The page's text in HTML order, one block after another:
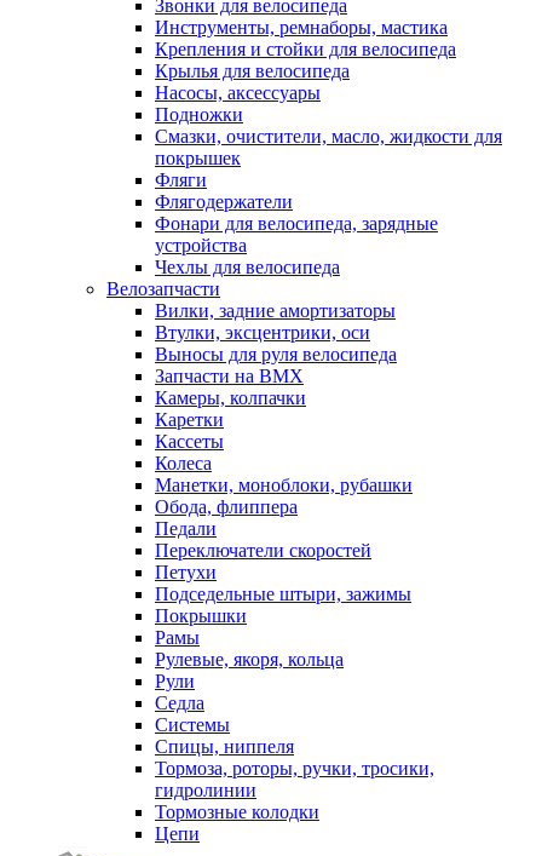
Звонки для велосипеда
Инструменты, ремнаборы, мастика
Крепления и стойки для велосипеда
Крылья для велосипеда
Насосы, аксессуары
Подножки
Смазки, очистители, масло, жидкости для
покрышек
Фляги
Флягодержатели
Фонари для велосипеда, зарядные
устройства
Чехлы для велосипеда
Велозапчасти
Вилки, задние амортизаторы
Втулки, эксцентрики, оси
Выносы для руля велосипеда
Запчасти на BMX
Камеры, колпачки
Каретки
Кассеты
Колеса
Манетки, моноблоки, рубашки
Обода, флиппера
Педали
Переключатели скоростей
Петухи
Подседельные штыри, зажимы
Покрышки
Рамы
Рулевые, якоря, кольца
Рули
Седла
Системы
Спицы, ниппеля
Тормоза, роторы, ручки, тросики,
гидролинии
Тормозные колодки
Цепи